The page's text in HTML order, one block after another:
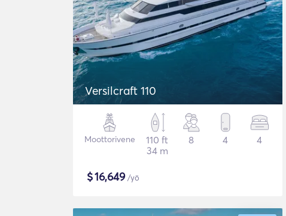
Versilcraft 110
Moottorivene
110 ft
34 m
8 4 4
$16,649/yö